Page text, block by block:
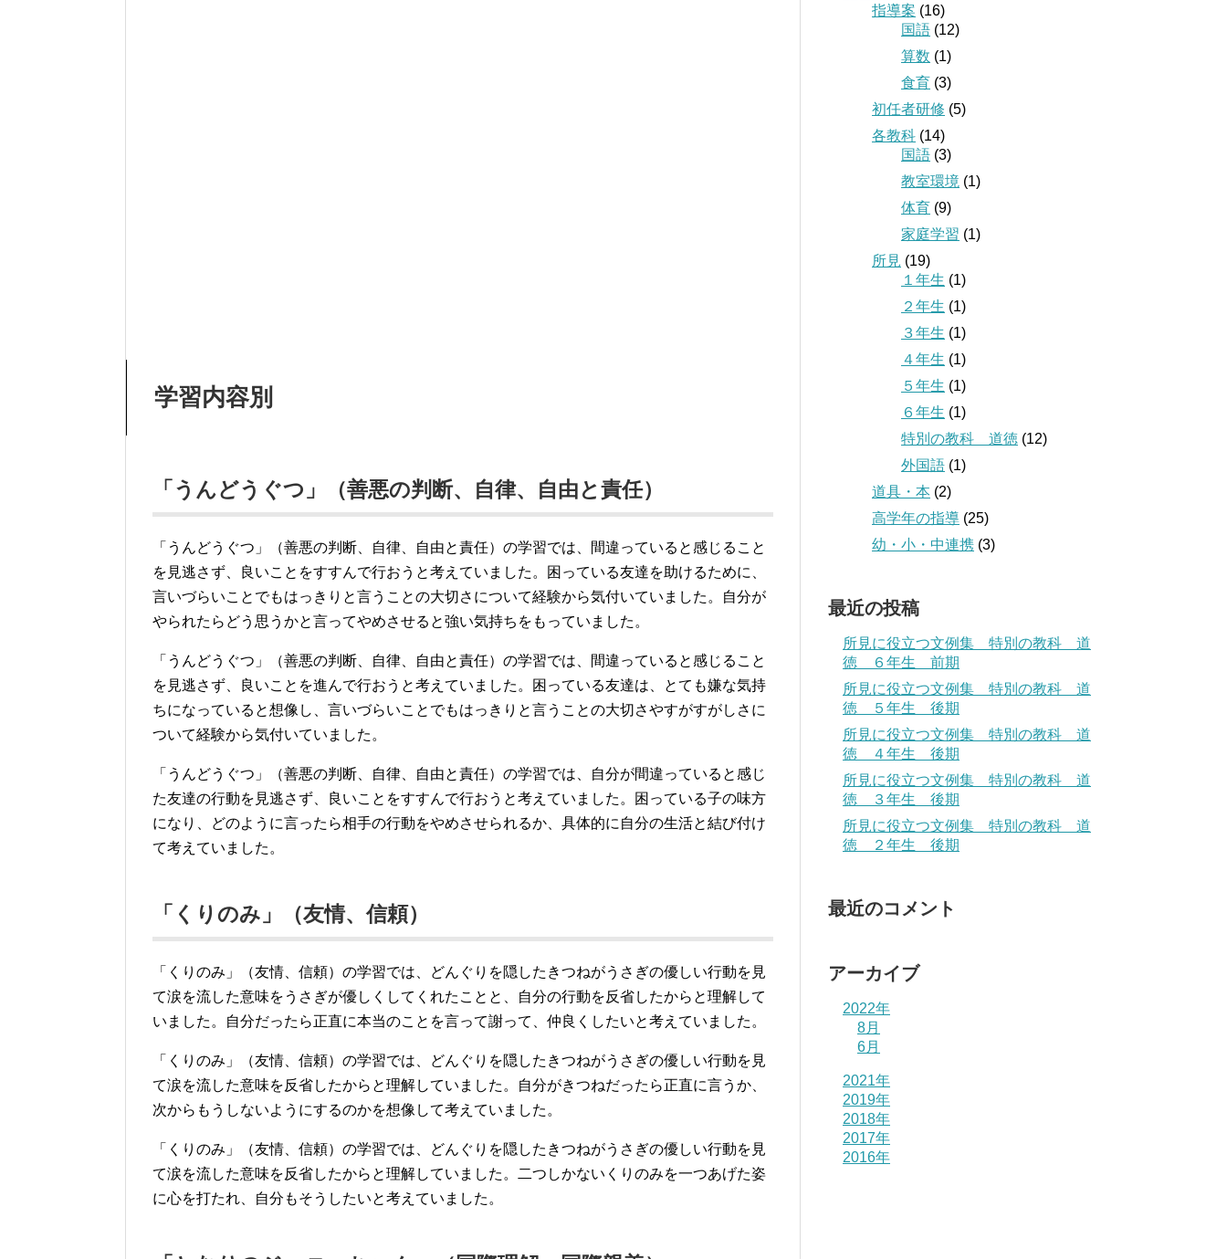
学習内容別
「うんどうぐつ」（善悪の判断、自律、自由と責任）
「うんどうぐつ」（善悪の判断、自律、自由と責任）の学習では、間違っていると感じること
を見逃さず、良いことをすすんで行おうと考えていました。困っている友達を助けるために、
言いづらいことでもはっきりと言うことの大切さについて経験から気付いていました。自分が
やられたらどう思うかと言ってやめさせると強い気持ちをもっていました。
「うんどうぐつ」（善悪の判断、自律、自由と責任）の学習では、間違っていると感じること
を見逃さず、良いことを進んで行おうと考えていました。困っている友達は、とても嫌な気持
ちになっていると想像し、言いづらいことでもはっきりと言うことの大切さやすがすがしさに
ついて経験から気付いていました。
「うんどうぐつ」（善悪の判断、自律、自由と責任）の学習では、自分が間違っていると感じ
た友達の行動を見逃さず、良いことをすすんで行おうと考えていました。困っている子の味方
になり、どのように言ったら相手の行動をやめさせられるか、具体的に自分の生活と結び付け
て考えていました。
「くりのみ」（友情、信頼）
「くりのみ」（友情、信頼）の学習では、どんぐりを隠したきつねがうさぎの優しい行動を見
て涙を流した意味をうさぎが優しくしてくれたことと、自分の行動を反省したからと理解して
いました。自分だったら正直に本当のことを言って謝って、仲良くしたいと考えていました。
「くりのみ」（友情、信頼）の学習では、どんぐりを隠したきつねがうさぎの優しい行動を見
て涙を流した意味を反省したからと理解していました。自分がきつねだったら正直に言うか、
次からもうしないようにするのかを想像して考えていました。
「くりのみ」（友情、信頼）の学習では、どんぐりを隠したきつねがうさぎの優しい行動を見
て涙を流した意味を反省したからと理解していました。二つしかないくりのみを一つあげた姿
に心を打たれ、自分もそうしたいと考えていました。
指導案 (16)
国語 (12)
算数 (1)
食育 (3)
初任者研修 (5)
各教科 (14)
国語 (3)
教室環境 (1)
体育 (9)
家庭学習 (1)
所見 (19)
１年生 (1)
２年生 (1)
３年生 (1)
４年生 (1)
５年生 (1)
６年生 (1)
特別の教科 道徳 (12)
外国語 (1)
道具・本 (2)
高学年の指導 (25)
幼・小・中連携 (3)
最近の投稿
所見に役立つ文例集 特別の教科 道
徳 ６年生 前期
所見に役立つ文例集 特別の教科 道
徳 ５年生 後期
所見に役立つ文例集 特別の教科 道
徳 ４年生 後期
所見に役立つ文例集 特別の教科 道
徳 ３年生 後期
所見に役立つ文例集 特別の教科 道
徳 ２年生 後期
最近のコメント
アーカイブ
2022年
8月
6月
2021年
2019年
2018年
2017年
2016年